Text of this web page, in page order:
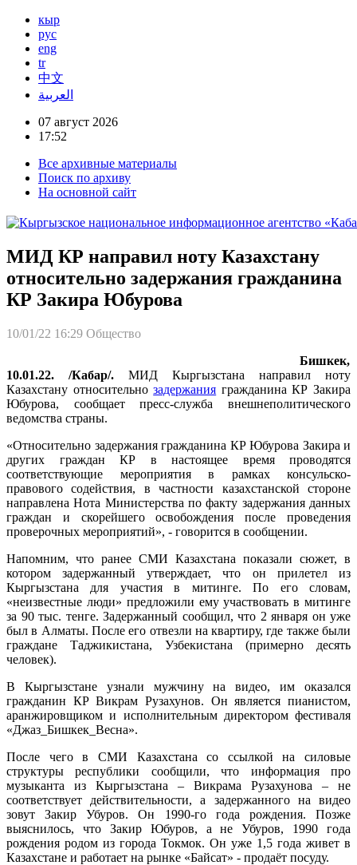
кыр
рус
eng
tr
中文
العربية
07 август 2026
17:52
Все архивные материалы
Поиск по архиву
На основной сайт
МИД КР направил ноту Казахстану
относительно задержания гражданина
КР Закира Юбурова
10/01/22 16:29 Общество
Бишкек,
10.01.22. /Кабар/. МИД Кыргызстана направил ноту
Казахстану относительнозадержания гражданина КР Закира
Юбурова, сообщает пресс-служба внешнеполитического
ведомства страны.
«Относительно задержания гражданина КР Юбурова Закира и
других граждан КР в настоящее время проводятся
соответствующие мероприятия в рамках консульско-
правового содействия, в частности казахстанской стороне
направлена Нота Министерства по факту задержания данных
граждан и скорейшего освобождения после проведения
проверочных мероприятий», - говорится в сообщении.
Напомним, что ранее СМИ Казахстана показали сюжет, в
котором задержанный утверждает, что он прилетел из
Кыргызстана для участия в митинге. По его словам,
«неизвестные люди» предложили ему участвовать в митинге
за 90 тыс. тенге. Задержанный сообщил, что 2 января он уже
был в Алматы. После его отвезли на квартиру, где также были
граждане Таджикистана, Узбекистана (примерно десять
человек).
В Кыргызстане узнали мужчину на видео, им оказался
гражданин КР Викрам Рузахунов. Он является пианистом,
аранжировщиком и исполнительным директором фестиваля
«Джаз_Бишкек_Весна».
После чего в СМИ Казахстана со ссылкой на силовые
структуры республики сообщили, что информация про
музыканта из Кыргызстана – Викрама Рузахунова – не
соответствует действительности, а задержанного на видео
зовут Закир Убуров. Он 1990-го года рождения. Позже
выяснилось, что Закир Юбуров, а не Убуров, 1990 года
рождения родом из города Токмок. Он уже 1,5 года живет в
Казахстане и работает на рынке «Байсат» - продаёт посуду.